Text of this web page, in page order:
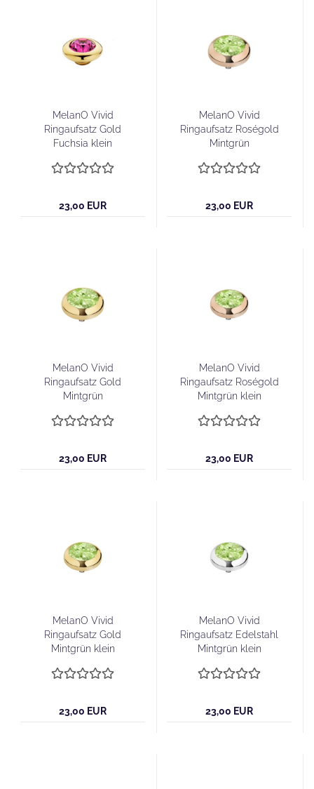
MelanO Vivid
Ringaufsatz Gold
Fuchsia klein
23,00 EUR
MelanO Vivid
Ringaufsatz Roségold
Mintgrün
23,00 EUR
MelanO Vivid
Ringaufsatz Gold
Mintgrün
23,00 EUR
MelanO Vivid
Ringaufsatz Roségold
Mintgrün klein
23,00 EUR
MelanO Vivid
Ringaufsatz Gold
Mintgrün klein
23,00 EUR
MelanO Vivid
Ringaufsatz Edelstahl
Mintgrün klein
23,00 EUR